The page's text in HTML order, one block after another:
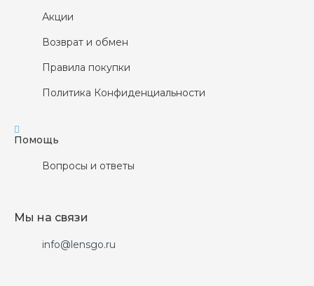
Акции
Возврат и обмен
Правила покупки
Политика Конфиденциальности
Помощь
Вопросы и ответы
Мы на связи
info@lensgo.ru